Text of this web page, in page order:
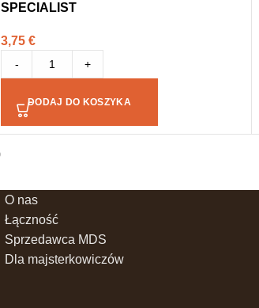
SPECIALIST
3,75 €
- +
DODAJ DO KOSZYKA
O nas
Łączność
Sprzedawca MDS
Dla majsterkowiczów